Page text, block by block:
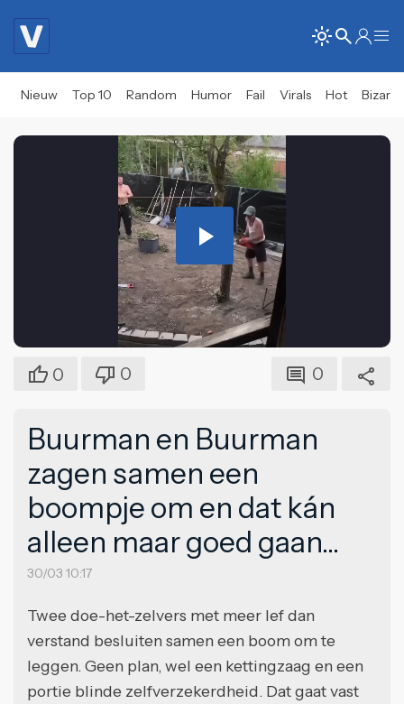
Nieuw Top 10 Random Humor Fail Virals Hot Bizar
Play
Video
0 0 0
Buurman en Buurman
zagen samen een
boompje om en dat kán
alleen maar goed gaan...
30/03 10:17
Twee doe-het-zelvers met meer lef dan
verstand besluiten samen een boom om te
leggen. Geen plan, wel een kettingzaag en een
portie blinde zelfverzekerdheid. Dat gaat vast